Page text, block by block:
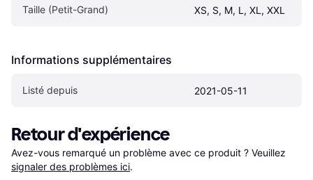
Taille (Petit-Grand) XS, S, M, L, XL, XXL
Informations supplémentaires
Listé depuis 2021-05-11
Retour d'expérience
Avez-vous remarqué un problème avec ce produit ? Veuillez
signaler des problèmes ici.